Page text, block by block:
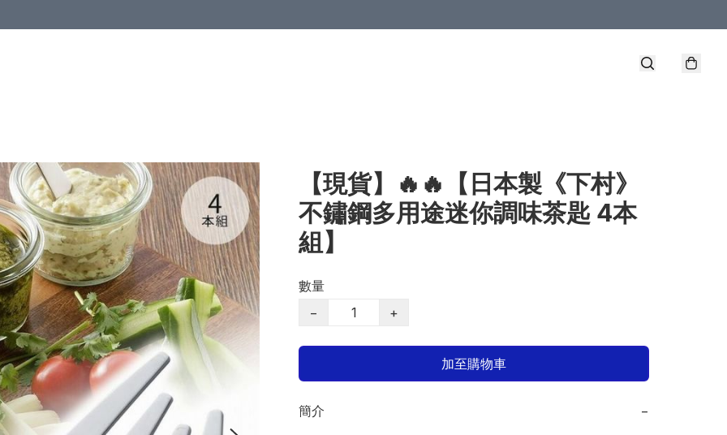
【現貨】🔥🔥【日本製《下村》
不鏽鋼多用途迷你調味茶匙 4本
組】
數量
−
+
加至購物車
簡介 −